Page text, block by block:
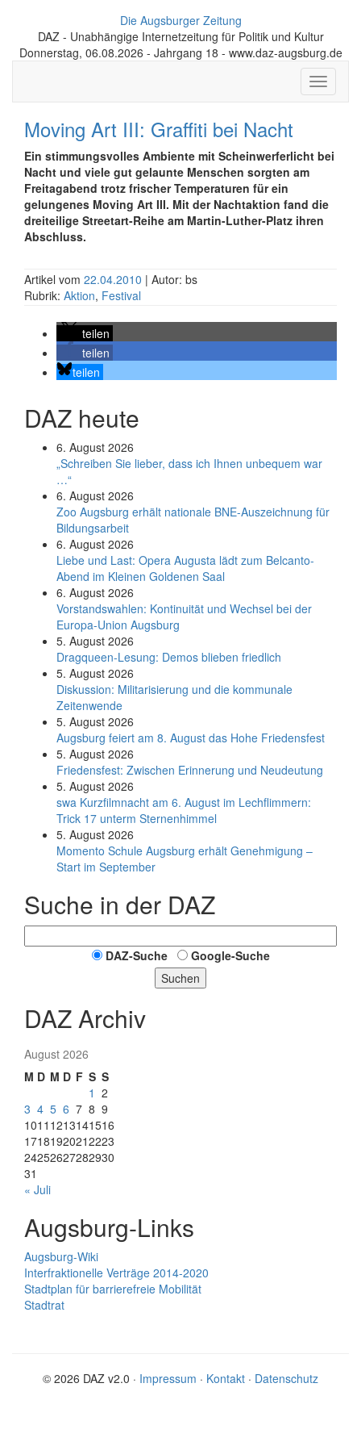
Die Augsburger Zeitung
DAZ - Unabhängige Internetzeitung für Politik und Kultur
Donnerstag, 06.08.2026 - Jahrgang 18 - www.daz-augsburg.de
Toggle
Moving Art III: Graffiti bei Nacht
Ein stimmungsvolles Ambiente mit Scheinwerferlicht bei
Nacht und viele gut gelaunte Menschen sorgten am
Freitagabend trotz frischer Temperaturen für ein
gelungenes Moving Art III. Mit der Nachtaktion fand die
dreiteilige Streetart-Reihe am Martin-Luther-Platz ihren
Abschluss.
Artikel vom 22.04.2010 | Autor: bs
Rubrik: Aktion, Festival
teilen
teilen
teilen
DAZ heute
6. August 2026
„Schreiben Sie lieber, dass ich Ihnen unbequem war
…“
6. August 2026
Zoo Augsburg erhält nationale BNE-Auszeichnung für
Bildungsarbeit
6. August 2026
Liebe und Last: Opera Augusta lädt zum Belcanto-
Abend im Kleinen Goldenen Saal
6. August 2026
Vorstandswahlen: Kontinuität und Wechsel bei der
Europa-Union Augsburg
5. August 2026
Dragqueen-Lesung: Demos blieben friedlich
5. August 2026
Diskussion: Mi­li­ta­ri­sie­rung und die kommunale
Zeitenwende
5. August 2026
Augsburg feiert am 8. August das Hohe Friedensfest
5. August 2026
Friedensfest: Zwischen Erinnerung und Neudeutung
5. August 2026
swa Kurz­film­nacht am 6. August im Lech­flim­mern:
Trick 17 unterm Sternen­himmel
5. August 2026
Momento Schule Augsburg erhält Genehmigung –
Start im September
Suche in der DAZ
DAZ-Suche
Google-Suche
Suchen
DAZ Archiv
August 2026
M D M D F S S
1 2
3 4 5 6 7 8 9
1011 1213141516
17181920212223
24252627282930
31
« Juli
Augsburg-Links
Augsburg-Wiki
Interfraktionelle Verträge 2014-2020
Stadtplan für barrierefreie Mobilität
Stadtrat
© 2026 DAZ v2.0 · Impressum · Kontakt · Datenschutz